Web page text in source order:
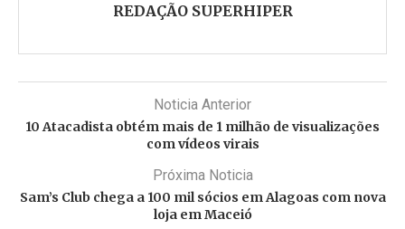
REDAÇÃO SUPERHIPER
Noticia Anterior
10 Atacadista obtém mais de 1 milhão de visualizações
com vídeos virais
Próxima Noticia
Sam’s Club chega a 100 mil sócios em Alagoas com nova
loja em Maceió